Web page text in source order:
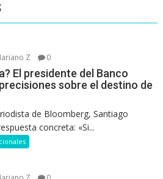
Z 0
El presidente del Banco
sobre el destino de
de Bloomberg, Santiago
concreta: «Si...